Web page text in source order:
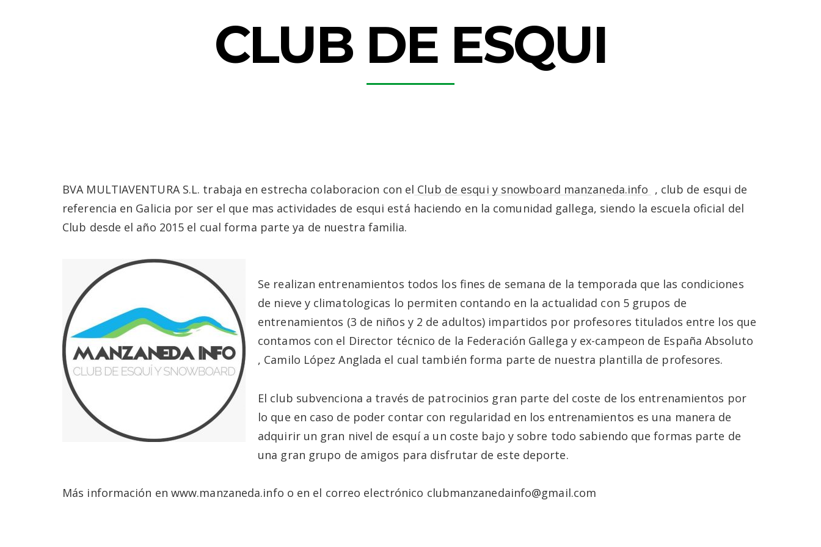
CLUB DE ESQUI
BVA MULTIAVENTURA S.L. trabaja en estrecha colaboracion con el Club de esqui y snowboard manzaneda.info , club de esqui de
referencia en Galicia por ser el que mas actividades de esqui está haciendo en la comunidad gallega, siendo la escuela oficial del
Club desde el año 2015 el cual forma parte ya de nuestra familia.
Se realizan entrenamientos todos los fines de semana de la temporada que las condiciones
de nieve y climatologicas lo permiten contando en la actualidad con 5 grupos de
entrenamientos (3 de niños y 2 de adultos) impartidos por profesores titulados entre los que
contamos con el Director técnico de la Federación Gallega y ex-campeon de España Absoluto
, Camilo López Anglada el cual también forma parte de nuestra plantilla de profesores.
El club subvenciona a través de patrocinios gran parte del coste de los entrenamientos por
lo que en caso de poder contar con regularidad en los entrenamientos es una manera de
adquirir un gran nivel de esquí a un coste bajo y sobre todo sabiendo que formas parte de
una gran grupo de amigos para disfrutar de este deporte.
Más información en www.manzaneda.info o en el correo electrónico clubmanzanedainfo@gmail.com